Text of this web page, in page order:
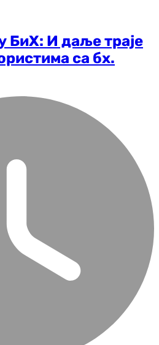
БиХ: И даље траје
са бх.